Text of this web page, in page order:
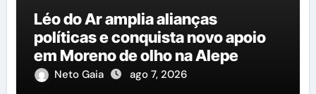
Léo do Ar amplia alianças
políticas e conquista novo apoio
em Moreno de olho na Alepe
Neto Gaia ago 7, 2026